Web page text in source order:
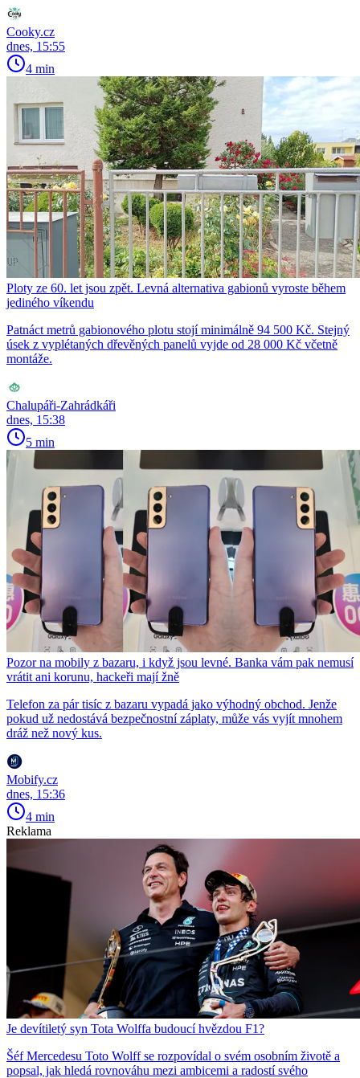
Cooky.cz
dnes, 15:55
4 min
Ploty ze 60. let jsou zpět. Levná alternativa gabionů vyroste během
jediného víkendu
Patnáct metrů gabionového plotu stojí minimálně 94 500 Kč. Stejný
úsek z vyplétaných dřevěných panelů vyjde od 28 000 Kč včetně
montáže.
Chalupáři-Zahrádkáři
dnes, 15:38
5 min
Pozor na mobily z bazaru, i když jsou levné. Banka vám pak nemusí
vrátit ani korunu, hackeři mají žně
Telefon za pár tisíc z bazaru vypadá jako výhodný obchod. Jenže
pokud už nedostává bezpečnostní záplaty, může vás vyjít mnohem
dráž než nový kus.
Mobify.cz
dnes, 15:36
4 min
Reklama
Je devítiletý syn Tota Wolffa budoucí hvězdou F1?
Šéf Mercedesu Toto Wolff se rozpovídal o svém osobním životě a
popsal, jak hledá rovnováhu mezi ambicemi a radostí svého